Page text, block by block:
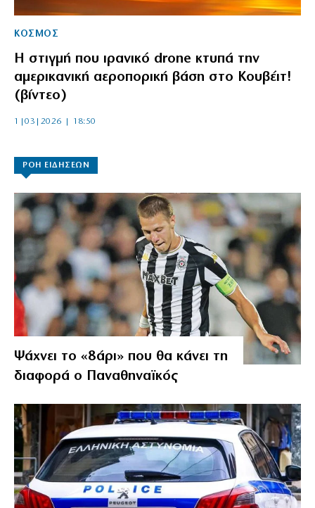
ΚΟΣΜΟΣ
Η στιγμή που ιρανικό drone κτυπά την
αμερικανική αεροπορική βάση στο Κουβέιτ!
(βίντεο)
1|03|2026 | 18:50
ΡΟΗ ΕΙΔΗΣΕΩΝ
Ψάχνει το «8άρι» που θα κάνει τη
διαφορά ο Παναθηναϊκός